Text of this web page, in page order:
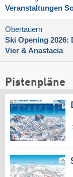
Veranstaltungen
Obertauern
Ski Opening 2026:
Vier & Anastacia
Pistenpläne